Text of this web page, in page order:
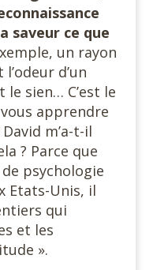
saveur ce que
un rayon
d’un
le sien… C’est le
apprendre
m’a-t-il
? Parce que
psychologie
Etats-Unis, il
qui
et les
».